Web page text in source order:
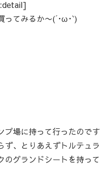
ってみるか〜(´･ω･`)
プ場に持って行ったのです
ず、とりあえずトルテュラ
のグランドシートを持って